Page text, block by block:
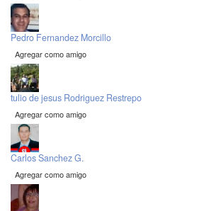
Pedro Fernandez Morcillo
Agregar como amigo
tulio de jesus Rodriguez Restrepo
Agregar como amigo
Carlos Sanchez G.
Agregar como amigo